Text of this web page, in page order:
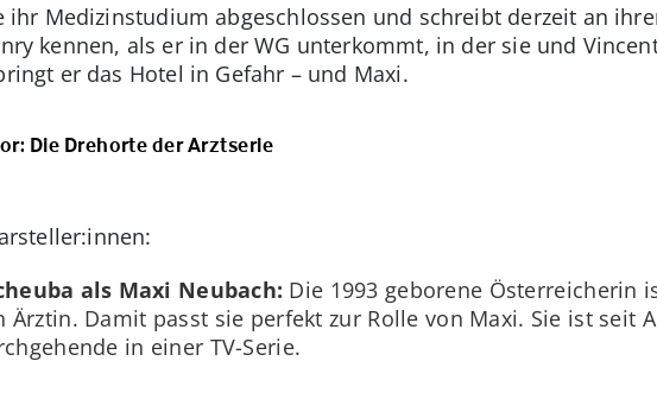
ihr Medizinstudium abgeschlossen und schreibt derzeit an
kennen, als er in der WG unterkommt, in der sie und
er das Hotel in Gefahr – und Maxi.
Die Drehorte der Arztserie
als Maxi Neubach: Die 1993 geborene Österreicherin
Ärztin. Damit passt sie perfekt zur Rolle von Maxi. Sie ist seit
in einer TV-Serie.